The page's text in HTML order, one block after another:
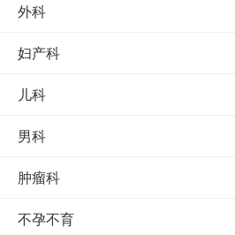
外科
妇产科
儿科
男科
肿瘤科
不孕不育